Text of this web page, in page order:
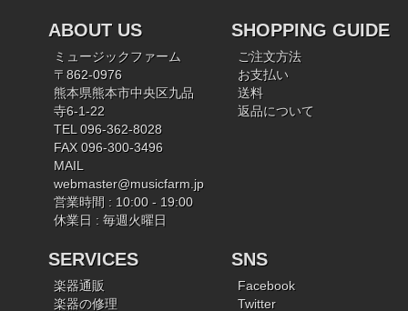
ABOUT US
ミュージックファーム
〒862-0976
熊本県熊本市中央区九品
寺6-1-22
TEL 096-362-8028
FAX 096-300-3496
MAIL
webmaster@musicfarm.jp
営業時間 : 10:00 - 19:00
休業日 : 毎週火曜日
SHOPPING GUIDE
ご注文方法
お支払い
送料
返品について
SERVICES
楽器通販
楽器の修理
SNS
Facebook
Twitter